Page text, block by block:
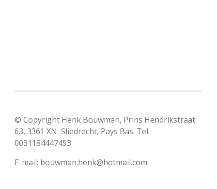
© Copyright Henk Bouwman, Prins Hendrikstraat
63, 3361 XN Sliedrecht, Pays Bas. Tel.
0031184447493
E-mail: bouwman.henk@hotmail.com